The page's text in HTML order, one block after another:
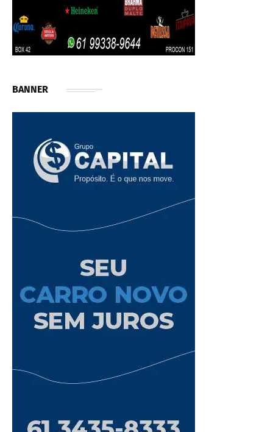
BANNER